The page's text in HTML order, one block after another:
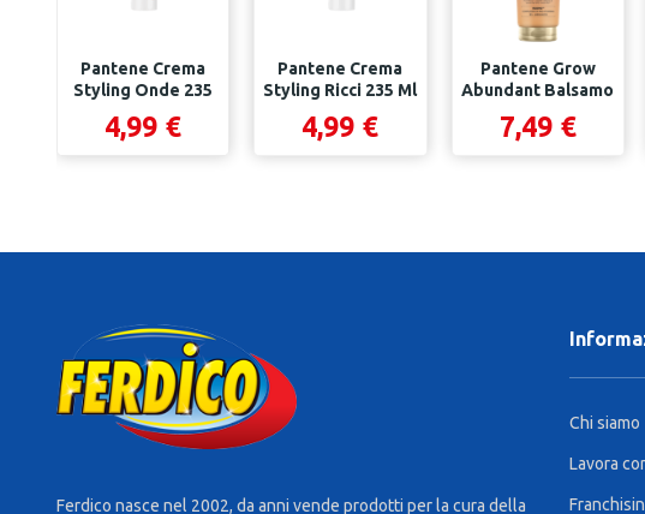
Pantene Crema
Styling Onde 235
4,99 €
Pantene Crema
Styling Ricci 235 Ml
4,99 €
Pantene Grow
Abundant Balsamo
7,49 €
Ferdico nasce nel 2002, da anni vende prodotti per la cura della
Chi siamo
Lavora